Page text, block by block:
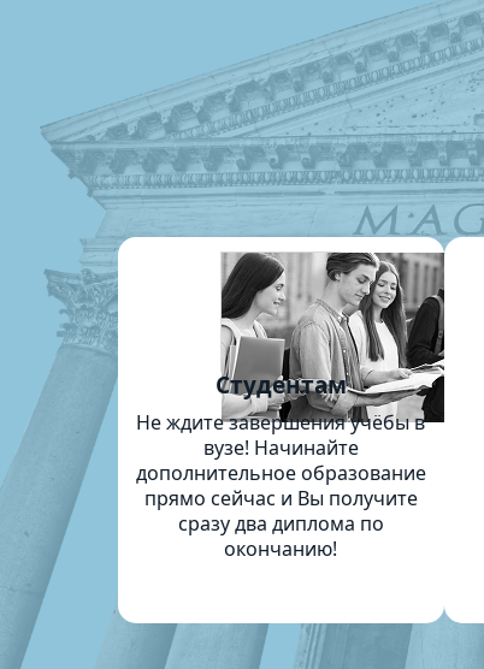
Студентам
Не ждите завершения учёбы в
вузе! Начинайте
дополнительное образование
прямо сейчас и Вы получите
сразу два диплома по
окончанию!